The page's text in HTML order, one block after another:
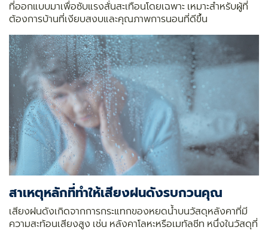
ที่ออกแบบมาเพื่อซับแรงสั่นสะเทือนโดยเฉพาะ เหมาะสำหรับผู้ที่
ต้องการบ้านที่เงียบสงบและคุณภาพการนอนที่ดีขึ้น
สาเหตุหลักที่ทำให้เสียงฝนดังรบกวนคุณ
เสียงฝนดังเกิดจากการกระแทกของหยดน้ำบนวัสดุหลังคาที่มี
ความสะท้อนเสียงสูง เช่น หลังคาโลหะหรือเมทัลชีท หนึ่งในวัสดุที่